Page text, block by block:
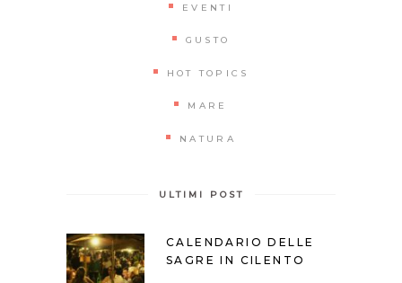
EVENTI
GUSTO
HOT TOPICS
MARE
NATURA
ULTIMI POST
CALENDARIO DELLE
SAGRE IN CILENTO